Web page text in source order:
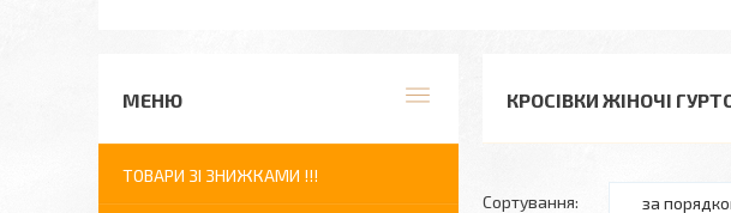
КРОСІВКИ ЖІНОЧІ
ТОВАРИ ЗІ ЗНИЖКАМИ !!!